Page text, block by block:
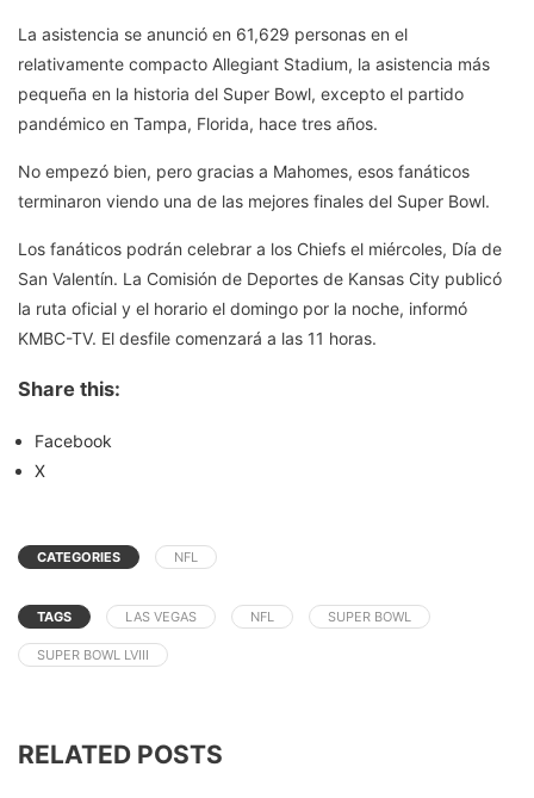
La asistencia se anunció en 61,629 personas en el
relativamente compacto Allegiant Stadium, la asistencia más
pequeña en la historia del Super Bowl, excepto el partido
pandémico en Tampa, Florida, hace tres años.
No empezó bien, pero gracias a Mahomes, esos fanáticos
terminaron viendo una de las mejores finales del Super Bowl.
Los fanáticos podrán celebrar a los Chiefs el miércoles, Día de
San Valentín. La Comisión de Deportes de Kansas City publicó
la ruta oficial y el horario el domingo por la noche, informó
KMBC-TV. El desfile comenzará a las 11 horas.
Share this:
Facebook
X
CATEGORIES NFL
TAGS LAS VEGAS NFL SUPER BOWL
SUPER BOWL LVIII
RELATED POSTS